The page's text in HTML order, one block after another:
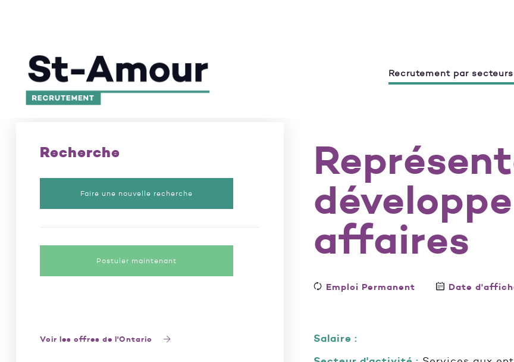
Recrutement par
Recherche
Faire une nouvelle recherche
Postuler maintenant
Voir les offres de l'Ontario
affaires
Emploi Permanent Date
Salaire :